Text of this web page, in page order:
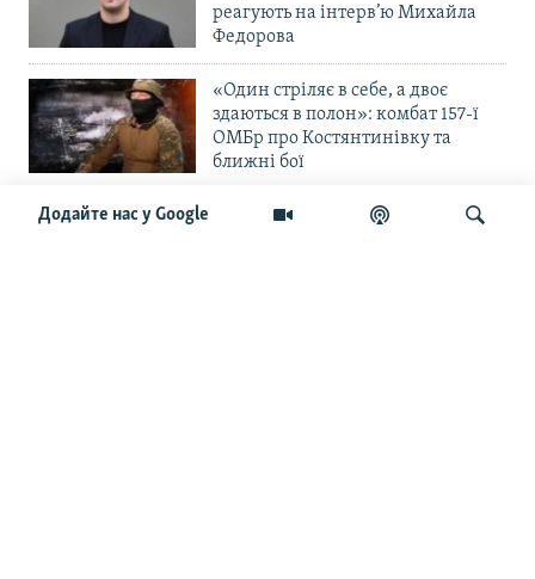
Додайте нас у Google
реагують на інтерв’ю Михайла
Федорова
«Один стріляє в себе, а двоє
здаються в полон»: комбат 157-ї
ОМБр про Костянтинівку та
ближні бої
«Повільне прогризання». Армія